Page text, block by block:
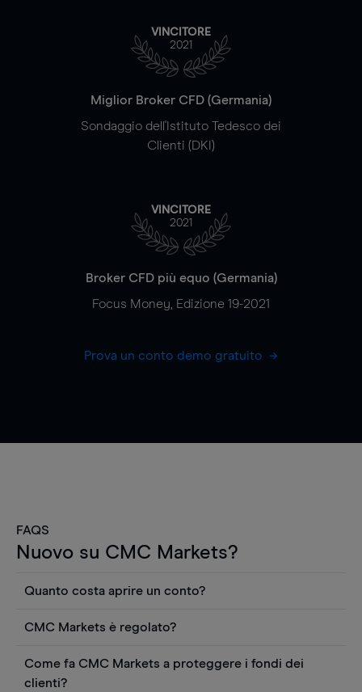
VINCITORE
2021
Miglior Broker CFD (Germania)
Sondaggio dell'Istituto Tedesco dei
Clienti (DKI)
VINCITORE
2021
Broker CFD più equo (Germania)
Focus Money, Edizione 19-2021
Prova un conto demo gratuito
FAQS
Nuovo su CMC Markets?
Quanto costa aprire un conto?
Puoi anche visualizzare gratuitamente i prezzi e
utilizzare strumenti come grafici, notizie Reuters
o rapporti quantitativi sui titoli azionari di
CMC Markets è regolato?
regolamentato dall'Autorità federale tedesca di
Come fa CMC Markets a proteggere i fondi dei
clienti?